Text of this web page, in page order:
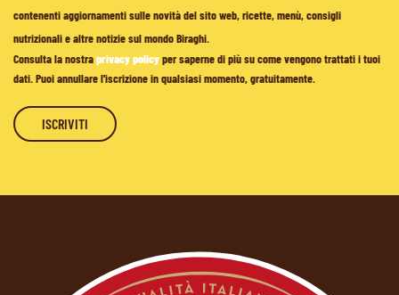
contenenti aggiornamenti sulle novità del sito web, ricette, menù, consigli
nutrizionali e altre notizie sul mondo Biraghi.
Consulta la nostraprivacy policyper saperne di più su come vengono trattati i tuoi
dati. Puoi annullare l'iscrizione in qualsiasi momento, gratuitamente.